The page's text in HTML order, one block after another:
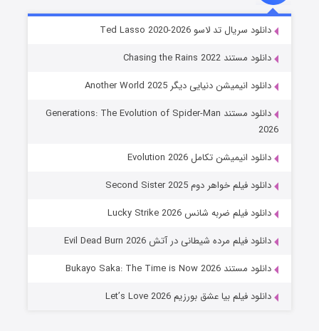
خاندان اژدها فصل ۳
جادوگری در مغولستان
دانلود سریال تد لاسو Ted Lasso 2020-2026
دانلود مستند Chasing the Rains 2022
دانلود انیمیشن دنیایی دیگر Another World 2025
دانلود مستند Generations: The Evolution of Spider-Man
2026
دانلود انیمیشن تکامل Evolution 2026
دانلود فیلم خواهر دوم Second Sister 2025
دانلود فیلم ضربه شانس Lucky Strike 2026
دانلود فیلم مرده شیطانی در آتش Evil Dead Burn 2026
دانلود مستند Bukayo Saka: The Time is Now 2026
دانلود فیلم بیا عشق بورزیم Let’s Love 2026